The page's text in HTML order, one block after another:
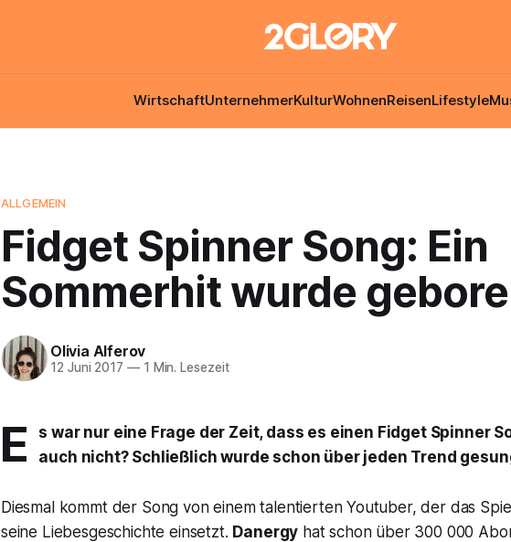
WirtschaftUnternehmerKulturWohnenReisenLifestyle
ALLGEMEIN
Fidget Spinner Song: Ein
Sommerhit wurde
Olivia Alferov
12 Juni 2017 —1 Min. Lesezeit
E
s war nur eine Frage der Zeit, dass es einen Fidget Spinner
auch nicht? Schließlich wurde schon über jeden Trend
Diesmal kommt der Song von einem talentierten Youtuber, der das
seine Liebesgeschichte einsetzt. Danergy hat schon über 300 000